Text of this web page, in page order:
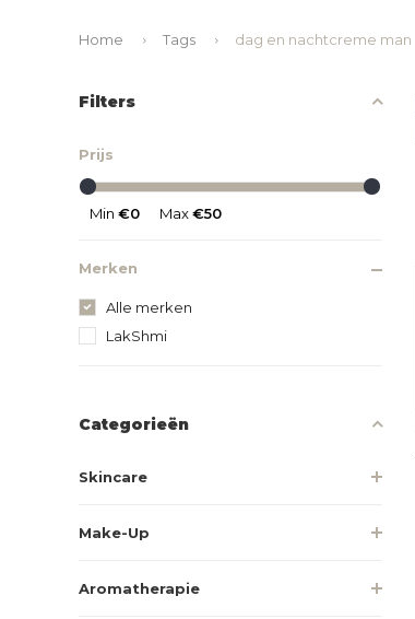
Home Tags dag en nachtcreme man
Filters
Prijs
Min €0 Max€50
Merken
Alle merken
LakShmi
Categorieën
Skincare
Make-Up
Aromatherapie